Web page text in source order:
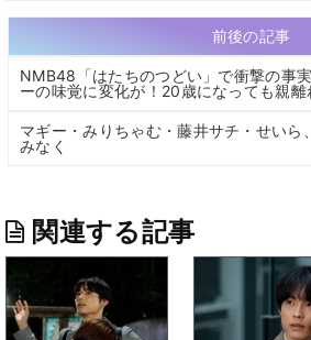
前後の記事
NMB48「はたちのつどい」で衝撃の事
ーの味覚に変化が！20歳になっても親
マギー・みりちゃむ・藤井サチ・せいら
みなく
関連する記事